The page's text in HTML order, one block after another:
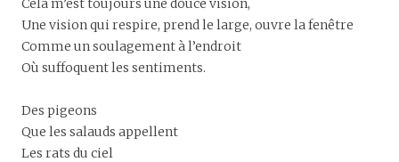
Cela m’est toujours une douce vision,
Une vision qui respire, prend le large, ouvre la fenêtre
Comme un soulagement à l’endroit
Où suffoquent les sentiments.
Des pigeons
Que les salauds appellent
Les rats du ciel